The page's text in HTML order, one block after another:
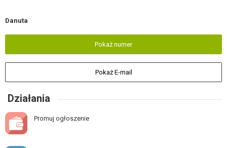
Danuta
Pokaż numer
Pokaż E-mail
Działania
Promuj ogłoszenie